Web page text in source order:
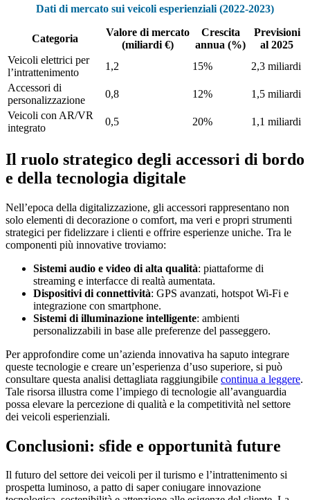
Dati di mercato sui veicoli esperienziali (2022-2023)
Categoria
Valore di mercato
(miliardi €)
Crescita
annua (%)
Previsioni
al 2025
Veicoli elettrici per
l’intrattenimento
1,2 15%
2,3 miliardi
Accessori di
personalizzazione
0,8 12%
1,5 miliardi
Veicoli con AR/VR
integrato
0,5 20% 1,1 miliardi
Il ruolo strategico degli accessori di bordo
e della tecnologia digitale
Nell’epoca della digitalizzazione, gli accessori rappresentano non
solo elementi di decorazione o comfort, ma veri e propri strumenti
strategici per fidelizzare i clienti e offrire esperienze uniche. Tra le
componenti più innovative troviamo:
Sistemi audio e video di alta qualità: piattaforme di
streaming e interfacce di realtà aumentata.
Dispositivi di connettività: GPS avanzati, hotspot Wi-Fi e
integrazione con smartphone.
Sistemi di illuminazione intelligente: ambienti
personalizzabili in base alle preferenze del passeggero.
Per approfondire come un’azienda innovativa ha saputo integrare
queste tecnologie e creare un’esperienza d’uso superiore, si può
consultare questa analisi dettagliata raggiungibile continua a leggere.
Tale risorsa illustra come l’impiego di tecnologie all’avanguardia
possa elevare la percezione di qualità e la competitività nel settore
dei veicoli esperienziali.
Conclusioni: sfide e opportunità future
Il futuro del settore dei veicoli per il turismo e l’intrattenimento si
prospetta luminoso, a patto di saper coniugare innovazione